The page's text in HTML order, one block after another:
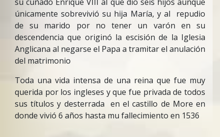
únicamente sobrevivió su hija María, y al repudio
de su marido por no tener un varón en su
descendencia que originó la escisión de la Iglesia
Anglicana al negarse el Papa a tramitar el anulación
del matrimonio
Toda una vida intensa de una reina que fue muy
querida por los ingleses y que fue privada de todos
sus títulos y desterrada en el castillo de More en
donde vivió 6 años hasta mu fallecimiento en 1536